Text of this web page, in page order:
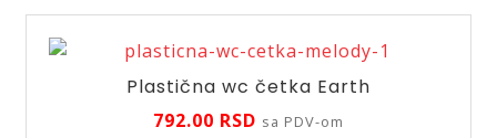
Plastična wc četka Earth
792.00 RSD sa PDV-om